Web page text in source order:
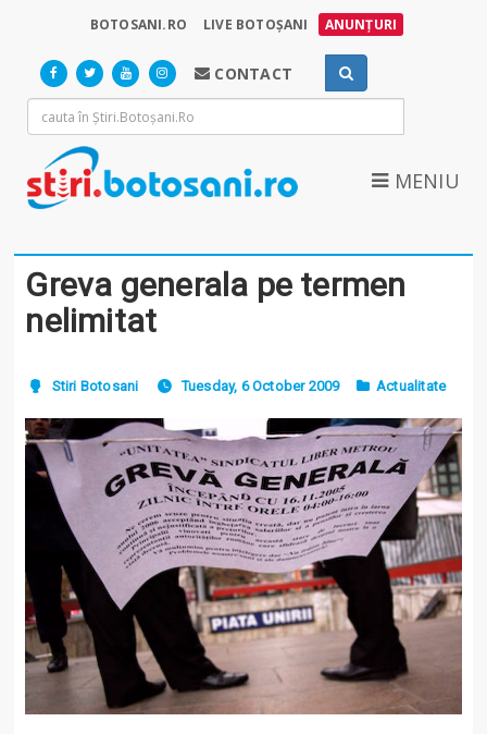
BOTOSANI.RO LIVE BOTOȘANI ANUNȚURI
CONTACT
MENIU
Greva generala pe termen
nelimitat
Stiri Botosani Tuesday, 6 October 2009 Actualitate